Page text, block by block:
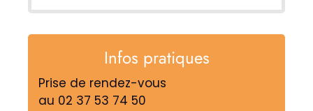
Infos pratiques
Prise de rendez-vous
au 02 37 53 74 50